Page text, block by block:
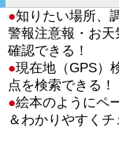
●知りたい場所、
警報注意報・お
確認できる！
●現在地（GPS）
点を検索できる！
●絵本のようにペ
＆わかりやすくチ